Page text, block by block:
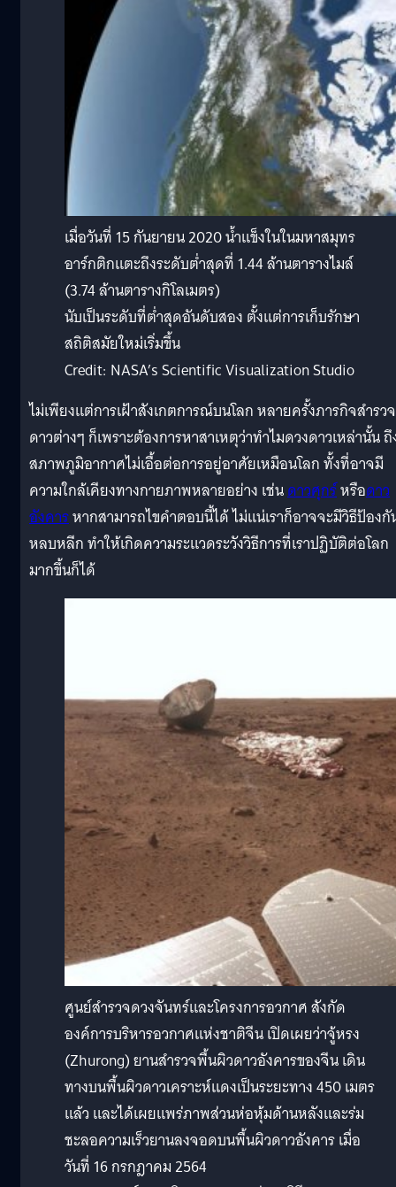
เมื่อวันที่ 15 กันยายน 2020 น้ำแข็งในในมหาสมุทร
อาร์กติกแตะถึงระดับต่ำสุดที่ 1.44 ล้านตารางไมล์
(3.74 ล้านตารางกิโลเมตร)
นับเป็นระดับที่ต่ำสุดอันดับสอง ตั้งแต่การเก็บรักษา
สถิติสมัยใหม่เริ่มขึ้น
Credit: NASA’s Scientific Visualization Studio
ไม่เพียงแต่การเฝ้าสังเกตการณ์บนโลก หลายครั้งภารกิจสำรวจ
ดาวต่างๆ ก็เพราะต้องการหาสาเหตุว่าทำไมดวงดาวเหล่านั้น
สภาพภูมิอากาศไม่เอื้อต่อการอยู่อาศัยเหมือนโลก ทั้งที่อาจมี
ความใกล้เคียงทางกายภาพหลายอย่าง เช่นดาวศุกร์หรือดาว
อังคารหากสามารถไขคำตอบนี้ได้ ไม่แน่เราก็อาจจะมีวิธีป้องกั
หลบหลีก ทำให้เกิดความระแวดระวังวิธีการที่เราปฏิบัติต่อโลก
มากขึ้นก็ได้
ศูนย์สำรวจดวงจันทร์และโครงการอวกาศ สังกัด
องค์การบริหารอวกาศแห่งชาติจีน เปิดเผยว่าจู้หรง
(Zhurong) ยานสำรวจพื้นผิวดาวอังคารของจีน เดิน
ทางบนพื้นผิวดาวเคราะห์แดงเป็นระยะทาง 450 เมตร
แล้ว และได้เผยแพร่ภาพส่วนห่อหุ้มด้านหลังและร่ม
ชะลอความเร็วยานลงจอดบนพื้นผิวดาวอังคาร เมื่อ
วันที่ 16 กรกฎาคม 2564